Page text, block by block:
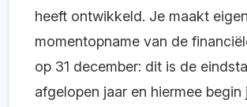
heeft ontwikkeld. Je maakt
momentopname van de
op 31 december: dit is de
afgelopen jaar en hiermee begin